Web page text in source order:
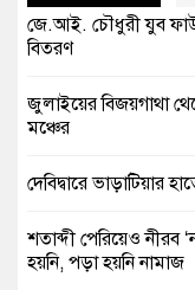
জে.আই. চৌধুরী যুব
বিতরণ
জুলাইয়ের বিজয়গাথা
মঞ্চের
দেবিদ্বারে ভাড়াটিয়ার
শতাব্দী পেরিয়েও
হয়নি, পড়া হয়নি নামাজ